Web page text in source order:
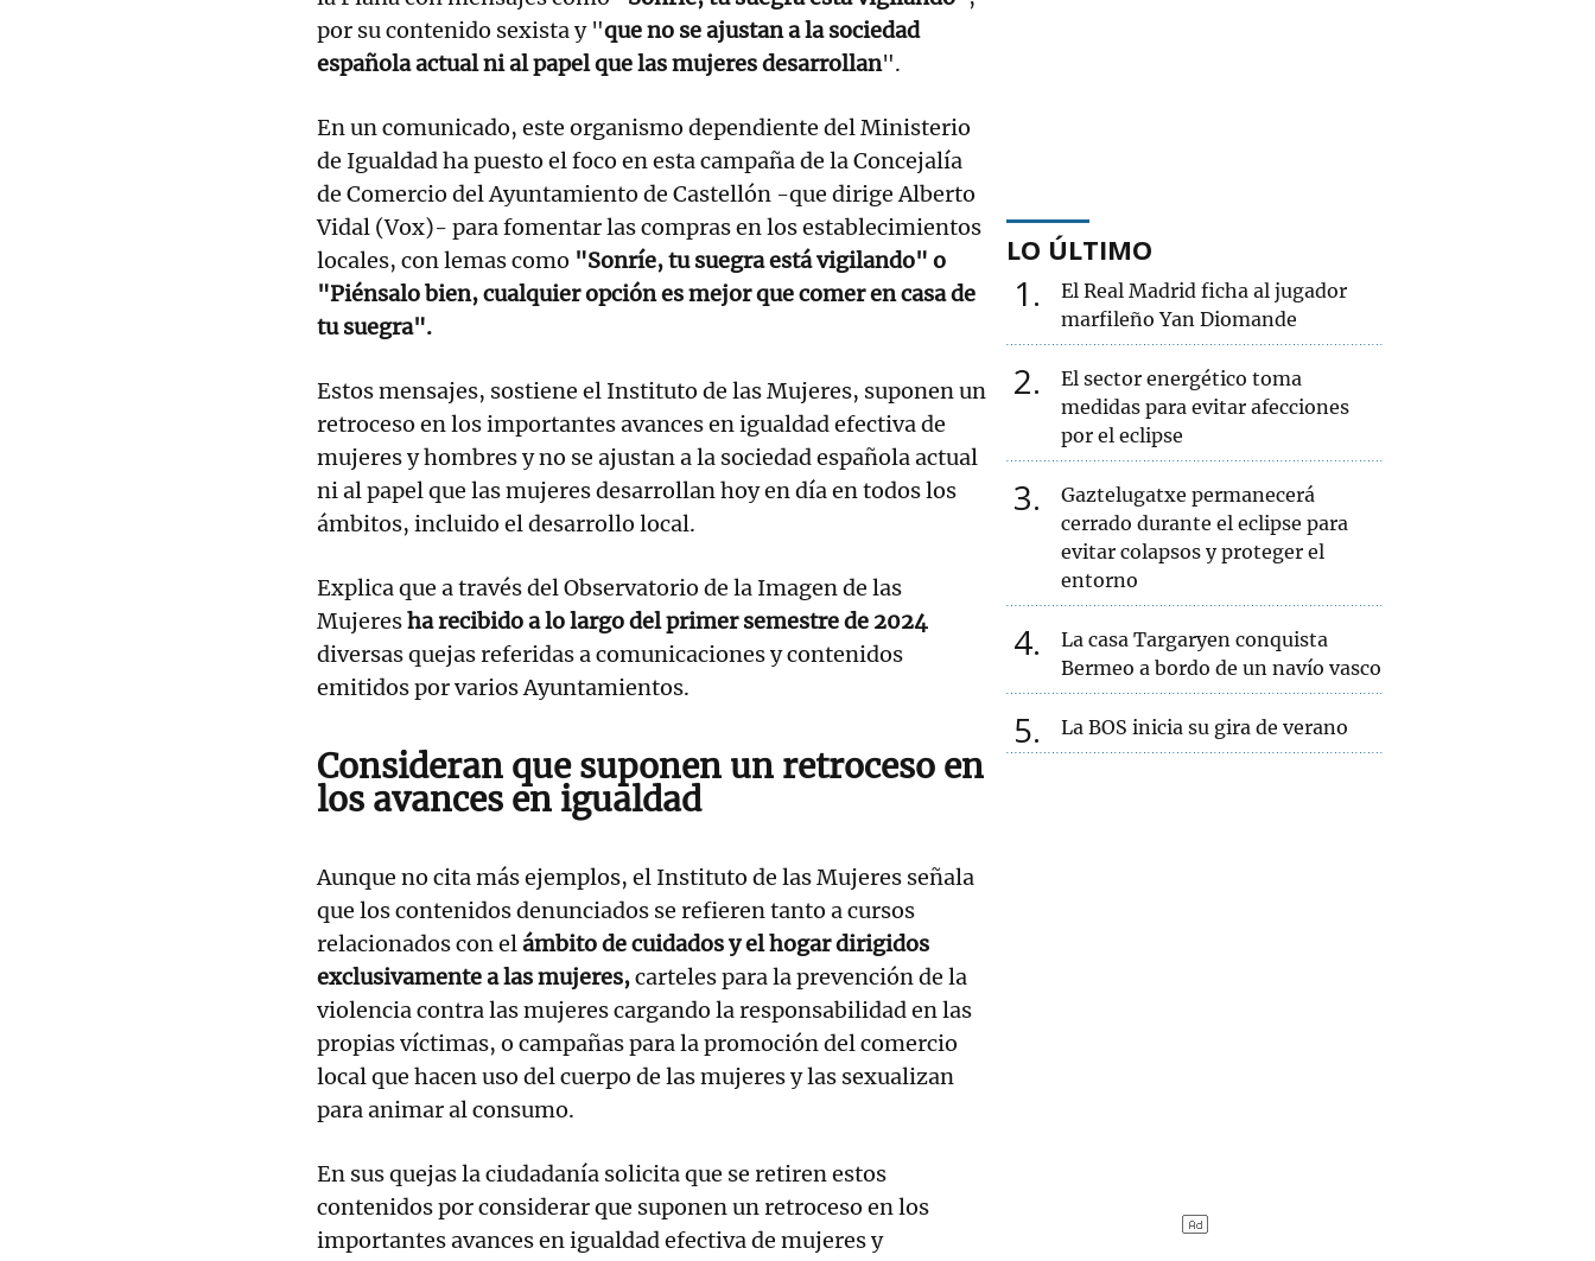
por su contenido sexista y "que no se ajustan a la sociedad
española actual ni al papel que las mujeres desarrollan".
En un comunicado, este organismo dependiente del Ministerio
de Igualdad ha puesto el foco en esta campaña de la Concejalía
de Comercio del Ayuntamiento de Castellón -que dirige Alberto
Vidal (Vox)- para fomentar las compras en los establecimientos
locales, con lemas como "Sonríe, tu suegra está vigilando" o
"Piénsalo bien, cualquier opción es mejor que comer en casa de
tu suegra".
Estos mensajes, sostiene el Instituto de las Mujeres, suponen un
retroceso en los importantes avances en igualdad efectiva de
mujeres y hombres y no se ajustan a la sociedad española actual
ni al papel que las mujeres desarrollan hoy en día en todos los
ámbitos, incluido el desarrollo local.
Explica que a través del Observatorio de la Imagen de las
Mujeresha recibido a lo largo del primer semestre de 2024
diversas quejas referidas a comunicaciones y contenidos
emitidos por varios Ayuntamientos.
Consideran que suponen un retroceso en
los avances en igualdad
Aunque no cita más ejemplos, el Instituto de las Mujeres señala
que los contenidos denunciados se refieren tanto a cursos
relacionados con elámbito de cuidados y el hogar dirigidos
exclusivamente a las mujeres,carteles para la prevención de la
violencia contra las mujeres cargando la responsabilidad en las
propias víctimas, o campañas para la promoción del comercio
local que hacen uso del cuerpo de las mujeres y las sexualizan
para animar al consumo.
En sus quejas la ciudadanía solicita que se retiren estos
contenidos por considerar que suponen un retroceso en los
importantes avances en igualdad efectiva de mujeres y
LO ÚLTIMO
1
El Real Madrid ficha al jugador
marfileño Yan Diomande
2
El sector energético toma
medidas para evitar afecciones
por el eclipse
3
Gaztelugatxe permanecerá
cerrado durante el eclipse para
evitar colapsos y proteger el
entorno
4
La casa Targaryen conquista
Bermeo a bordo de un navío vasco
5 La BOS inicia su gira de verano